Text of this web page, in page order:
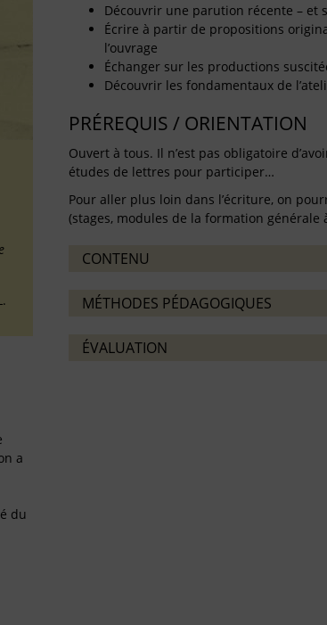
a
du
Découvrir une parution récente – et
Écrire à partir de propositions
l’ouvrage
Échanger sur les productions
Découvrir les fondamentaux de
PRÉREQUIS / ORIENTATION
Ouvert à tous. Il n’est pas obligatoire
études de lettres pour participer…
Pour aller plus loin dans l’écriture, on
(stages, modules de la formation générale
CONTENU
MÉTHODES PÉDAGOGIQUES
ÉVALUATION